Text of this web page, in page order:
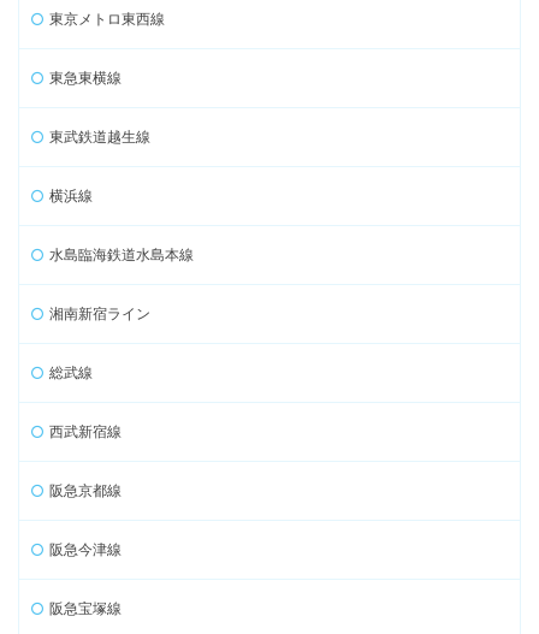
東京メトロ東西線
東急東横線
東武鉄道越生線
横浜線
水島臨海鉄道水島本線
湘南新宿ライン
総武線
西武新宿線
阪急京都線
阪急今津線
阪急宝塚線